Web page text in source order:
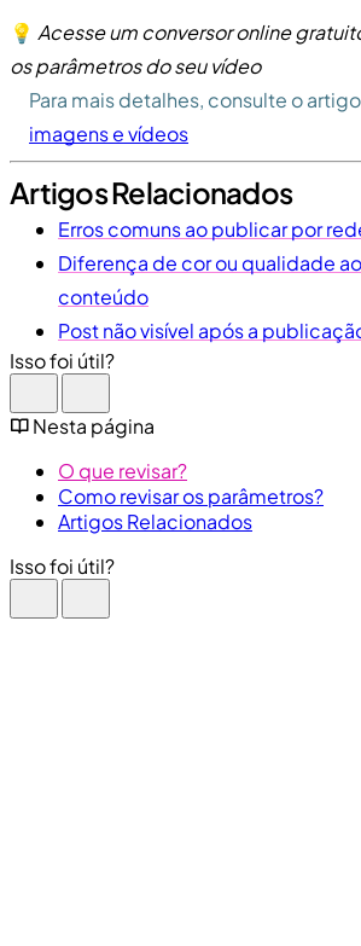
💡 Acesse um conversor online
os parâmetros do seu vídeo
Para mais detalhes, consulte o artigo
imagens e vídeos
Artigos Relacionados
Erros comuns ao publicar por
Diferença de cor ou qualidade
conteúdo
Post não visível após a
Isso foi útil?
Nesta página
O que revisar?
Como revisar os parâmetros?
Artigos Relacionados
Isso foi útil?